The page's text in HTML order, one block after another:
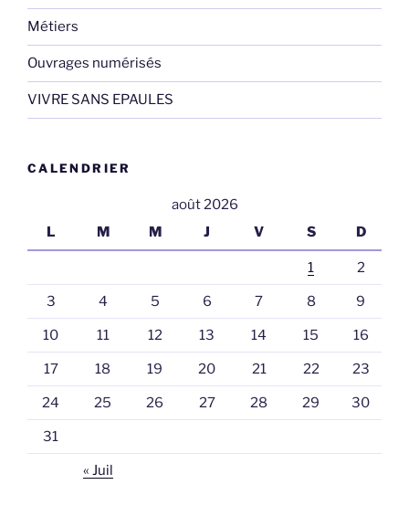
Métiers
Ouvrages numérisés
VIVRE SANS EPAULES
CALENDRIER
août 2026
L
M M J V S D
1 2
3 4 5 6 7 8 9
10 11 12 13 14 15 16
17 18 19 20 21 22 23
24 25 26 27 28 29 30
31
« Juil